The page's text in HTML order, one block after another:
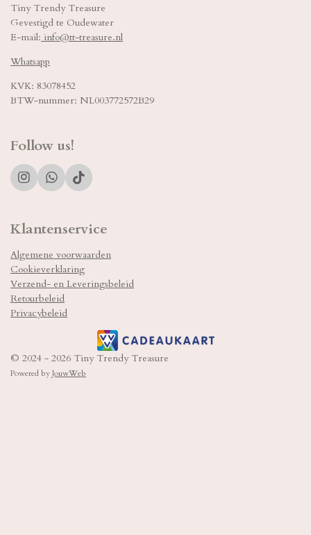
Tiny Trendy Treasure
Gevestigd te Oudewater
E-mail: info@tt-treasure.nl
Whatsapp
KVK: 83078452
BTW-nummer: NL003772572B29
Follow us!
I
n
t
a
r
a
m
W
h
s
p
p
T
i
o
Klantenservice
Algemene voorwaarden
Cookieverklaring
Verzend- en Leveringsbeleid
Retourbeleid
Privacybeleid
© 2024 - 2026 Tiny Trendy Treasure
Powered byJouwWeb